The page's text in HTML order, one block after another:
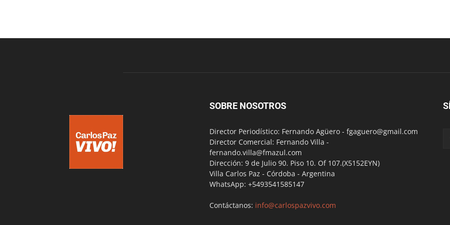
SOBRE NOSOTROS
Director Periodístico: Fernando Agüero - fgaguero@gmail.com
Director Comercial: Fernando Villa -
fernando.villa@fmazul.com
Dirección: 9 de Julio 90. Piso 10. Of 107.(X5152EYN)
Villa Carlos Paz - Córdoba - Argentina
WhatsApp: +5493541585147
Contáctanos: info@carlospazvivo.com